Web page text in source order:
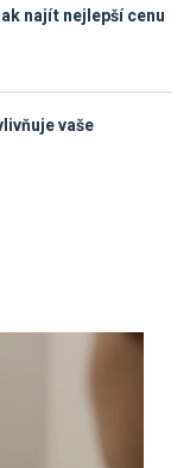
najít nejlepší cenu
vaše